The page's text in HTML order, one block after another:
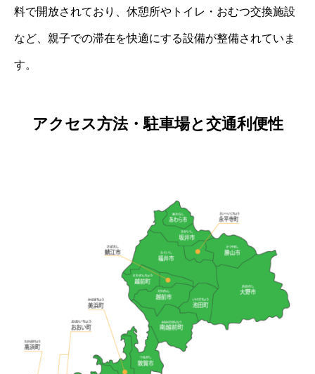
料で開放されており、休憩所やトイレ・おむつ交換施設
など、親子での滞在を快適にする設備が整備されていま
す。
アクセス方法・駐車場と交通利便性